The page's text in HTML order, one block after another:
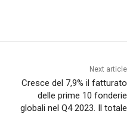
Next article
Cresce del 7,9% il fatturato
delle prime 10 fonderie
globali nel Q4 2023. Il totale